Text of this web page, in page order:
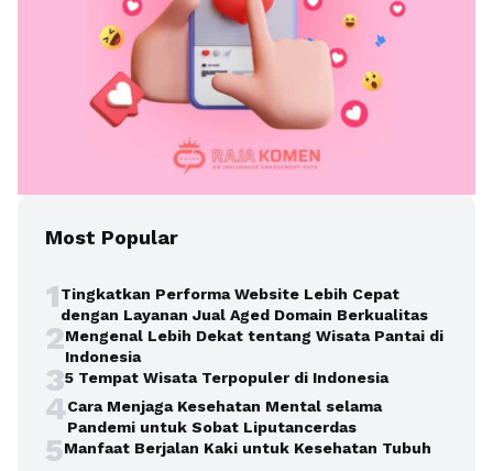
Most Popular
1Tingkatkan Performa Website Lebih Cepat
dengan Layanan Jual Aged Domain Berkualitas
2Mengenal Lebih Dekat tentang Wisata Pantai di
Indonesia
35 Tempat Wisata Terpopuler di Indonesia
4Cara Menjaga Kesehatan Mental selama
Pandemi untuk Sobat Liputancerdas
5Manfaat Berjalan Kaki untuk Kesehatan Tubuh